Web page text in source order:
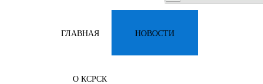
ГЛАВНАЯ НОВОСТИ
О КСРСК